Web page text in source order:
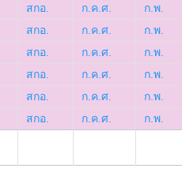
สกอ. ก.ค.ศ.
ก.พ.
สกอ. ก.ค.ศ.
ก.พ.
สกอ. ก.ค.ศ.
ก.พ.
สกอ. ก.ค.ศ.
ก.พ.
สกอ. ก.ค.ศ.
ก.พ.
สกอ. ก.ค.ศ. ก.พ.